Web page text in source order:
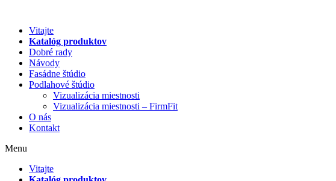
obsah
Vitajte
Katalóg produktov
Dobré rady
Návody
Fasádne štúdio
Podlahové štúdio
Vizualizácia miestnosti
Vizualizácia miestnosti – FirmFit
O nás
Kontakt
Menu
Vitajte